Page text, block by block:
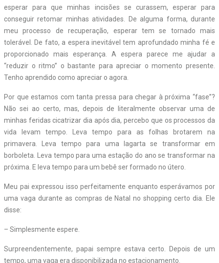
esperar para que minhas incisões se curassem, esperar para
conseguir retomar minhas atividades. De alguma forma, durante
meu processo de recuperação, esperar tem se tornado mais
tolerável. De fato, a espera inevitável tem aprofundado minha fé e
proporcionado mais esperança. A espera parece me ajudar a
“reduzir o ritmo” o bastante para apreciar o momento presente.
Tenho aprendido como apreciar o agora.
Por que estamos com tanta pressa para chegar à próxima “fase”?
Não sei ao certo, mas, depois de literalmente observar uma de
minhas feridas cicatrizar dia após dia, percebo que os processos da
vida levam tempo. Leva tempo para as folhas brotarem na
primavera. Leva tempo para uma lagarta se transformar em
borboleta. Leva tempo para uma estação do ano se transformar na
próxima. E leva tempo para um bebê ser formado no útero.
Meu pai expressou isso perfeitamente enquanto esperávamos por
uma vaga durante as compras de Natal no shopping certo dia. Ele
disse:
– Simplesmente espere.
Surpreendentemente, papai sempre estava certo. Depois de um
tempo, uma vaga era disponibilizada no estacionamento.